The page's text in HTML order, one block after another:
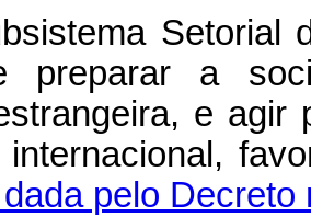
Setorial
preparar a
e agir
internacional,
pelo Decreto